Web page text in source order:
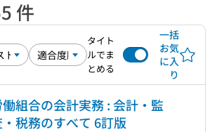
件
タイト
ルでま
とめる
一括
お気
に入
り
働組合の会計実務 : 会計・監
税務のすべて 6訂版